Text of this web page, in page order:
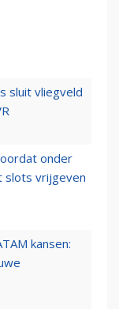
sluit vliegveld
onder
slots vrijgeven
kansen: